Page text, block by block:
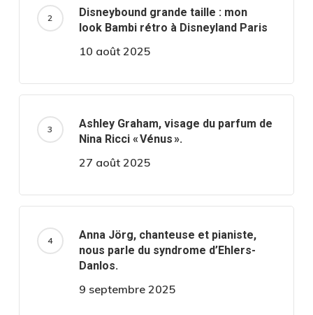
Disneybound grande taille : mon
look Bambi rétro à Disneyland Paris
10 août 2025
Ashley Graham, visage du parfum de
Nina Ricci « Vénus ».
27 août 2025
Anna Jörg, chanteuse et pianiste,
nous parle du syndrome d’Ehlers-
Danlos.
9 septembre 2025